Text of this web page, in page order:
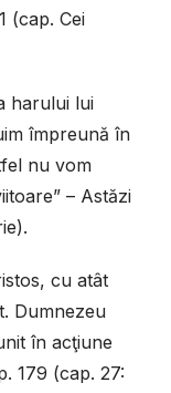
(cap. Cei
harului lui
împreună în
nu vom
– Astăzi
cu atât
Dumnezeu
în acţiune
179 (cap. 27: